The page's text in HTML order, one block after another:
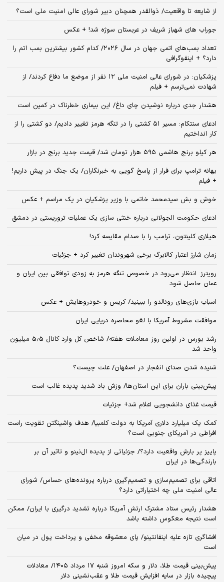
از شایعه تا واقعیت/ ذوالقدر همچنان دبیر شورای ‌عالی امنیت ملی است؟
جوراب های شهباز شریف در عربستان سوژه شد! + عکس
تعداد بمب‌های اتمی جهان در سال ۲۰۲۶/ کدام کشور بیشترین بمب اتم را
دارد؟ + اینفوگرافی
پزشکیان: در شورای عالی امنیت ملی ۱۲ نفر از موضع ما دفاع کردند/ از
شهادت نمی‌ترسم + فیلم
هشدار جدی درباره نوشیدن چای داغ/ این بیماری خطرناک در کمین است
ادعای سنتکام: مسیر ۵۱ کشتی را در تنگه هرمز تغییر دادیم/ دو کشتی را از
کار انداختیم
هر کیلو برنج هاشمی ۵۹۵ هزار تومان شد/ قیمت جدید برنج در بازار
بهانه ترامپ برای فرار از پاسخ گویی به خبرنگاران/ یک جنگ در پیش داریم!
+ فیلم
خوش و بش سیدمحمد خاتمی با وزیر پزشکیان در یک مراسم + عکس
ادعای حکومت الجولانی درباره خنثی سازی یک عملیات تروریستی در دمشق
هیلاری کلینتون، ترامپ را با صدام مقایسه کرد!
زمان شارژ اعتبار کالابرگ برخی شهروندان تغییر کرد + جزئیات
رویترز: انتظار می‌رود در خصوص تنگه هرمز به زودی توافقی بین ایران و
عمان حاصل شود
اسباب‌ بازی‌های رونالدو را ببینید/ کریس و خودروهایش + عکس
موافقت مشروط آمریکا با لغو محاصره دریایی ایران
رشد بورس در اولین روز معاملات هفته/ شاخص کل وارد کانال 5.5 میلیون
واحد شد
شنیده شدن صدای انفجار در اصفهان/ علت چیست؟
پیش‌بینی باران برای این استان‌ها/ وزش باد شدید پدیده غالب است
قیمت غذای دانشجویی اعلام شد+ جزئیات
کمک یک میلیارد دلاری آمریکا به دولت کلمبیا/ هدف واشینگتن تقویت راست
افراطی در آمریکای جنوبی است؟
پاییز پر بارش واقعیت دارد؟/ جزئیاتی از پدیده ال‌نینو و تاثیر آن بر
بارندگی‌ها در ایران
اتاقی برای تصمیم‌سازی و تصمیم‌گیری درباره پرونده‌های حساس/ شورای
عالی امنیت ملی چه اختیاراتی دارد؟
هشدار رئیس ستاد مشترک ارتش آمریکا درباره تشدید درگیری با ایران/ ممکن
است نتیجه معکوس داشته باشد
افشاگری تازه علیه اینفانتینو/ پای معشوقه مخفی و پرداخت پول در میان
است
پیش‌بینی قیمت طلا، دلار و سکه امروز شنبه ۱۷ مرداد ۱۴۰۵/ معادلات
پیچیده بازار در سایه افزایش قیمت طلا و عقب‌نشینی دلار